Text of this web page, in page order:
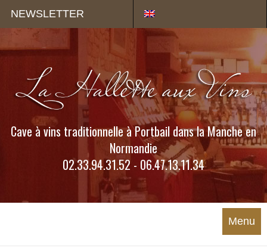
NEWSLETTER
Cave à vins traditionnelle à Portbail dans la Manche en
Normandie
02.33.94.31.52 - 06.47.13.11.34
Menu
Panneau de gestion des cookies